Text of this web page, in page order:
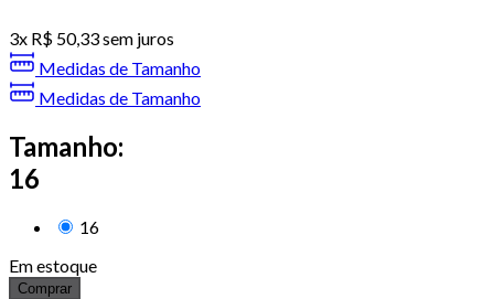
3x R$ 50,33sem juros
Medidas de Tamanho
Medidas de Tamanho
Tamanho:
16
16
Em estoque
Comprar